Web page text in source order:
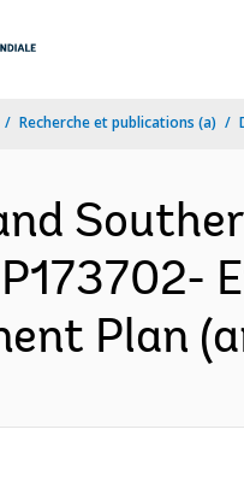
Recherche et publications (a)
Plan